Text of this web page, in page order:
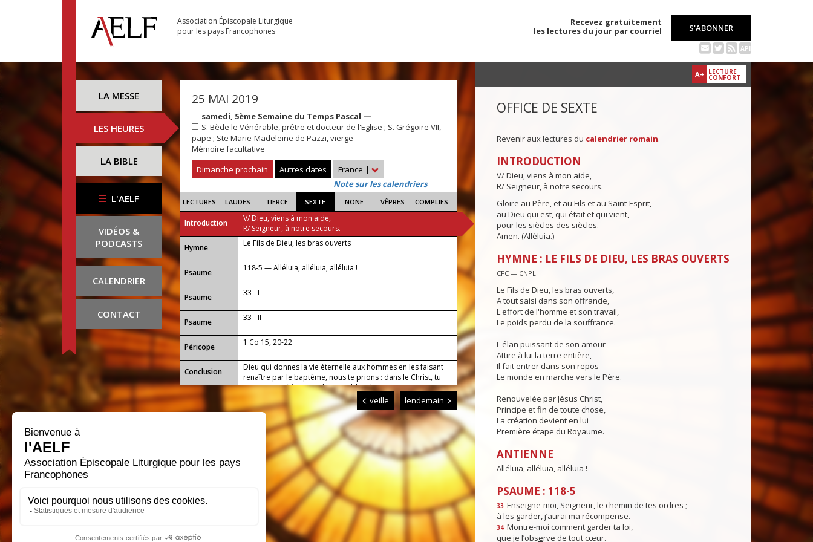
Association Épiscopale Liturgique
pour les pays Francophones
Recevez gratuitement
les lectures du jour par courriel
S'ABONNER
API
LA MESSE
LES HEURES
LA BIBLE
L'AELF
VIDÉOS &
PODCASTS
CALENDRIER
CONTACT
25 MAI 2019
samedi, 5ème Semaine du Temps Pascal —
S. Bède le Vénérable, prêtre et docteur de l'Eglise ; S. Grégoire VII,
pape ; Ste Marie-Madeleine de Pazzi, vierge
Mémoire facultative
Dimanche prochain
Autres dates France |
Note sur les calendriers
LECTURES LAUDES TIERCE SEXTE NONE VÊPRES COMPLIES
Introduction
V/ Dieu, viens à mon aide,
R/ Seigneur, à notre secours.
...
Hymne Le Fils de Dieu, les bras ouverts
Psaume 118-5 — Alléluia, alléluia, alléluia !
Psaume 33 - I
Psaume 33 - II
Péricope 1 Co 15, 20-22
Conclusion
Dieu qui donnes la vie éternelle aux hommes en les faisant
renaître par le baptême, nous te prions : dans le Christ, tu
nous as justifiés et rendus capables d’une existence
immortelle, conduis-nous désormais par ta grâce jusqu’à la
gloire qu’il possède en plénitude. Lui qui règne.
veille lendemain
A+ LECTURE
CONFORT
OFFICE DE SEXTE
Revenir aux lectures du calendrier romain.
INTRODUCTION
V/ Dieu, viens à mon aide,
R/ Seigneur, à notre secours.
Gloire au Père, et au Fils et au Saint-Esprit,
au Dieu qui est, qui était et qui vient,
pour les siècles des siècles.
Amen. (Alléluia.)
HYMNE : LE FILS DE DIEU, LES BRAS OUVERTS
CFC — CNPL
Le Fils de Dieu, les bras ouverts,
A tout saisi dans son offrande,
L'effort de l'homme et son travail,
Le poids perdu de la souffrance.
L'élan puissant de son amour
Attire à lui la terre entière,
Il fait entrer dans son repos
Le monde en marche vers le Père.
Renouvelée par Jésus Christ,
Principe et fin de toute chose,
La création devient en lui
Première étape du Royaume.
ANTIENNE
Alléluia, alléluia, alléluia !
PSAUME : 118-5
33 Enseigne-moi, Seigneur, le chemin de tes ordres ;
à les garder, j’aurai ma récompense.
34 Montre-moi comment garder ta loi,
que je l’observe de tout cœur.